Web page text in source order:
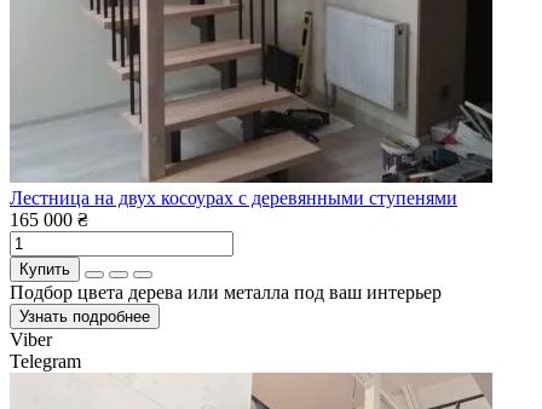
Лестница на двух косоурах с деревянными ступенями
165 000 ₴
Купить
Подбор цвета дерева или металла под ваш интерьер
Узнать подробнее
Viber
Telegram